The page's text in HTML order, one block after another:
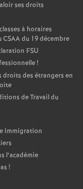
é
a
n
s
T
o
ses droits
à horaires
du 19 décembre
FSU
!
droits des étrangers en
de Travail du
Immigration
l’académie
!